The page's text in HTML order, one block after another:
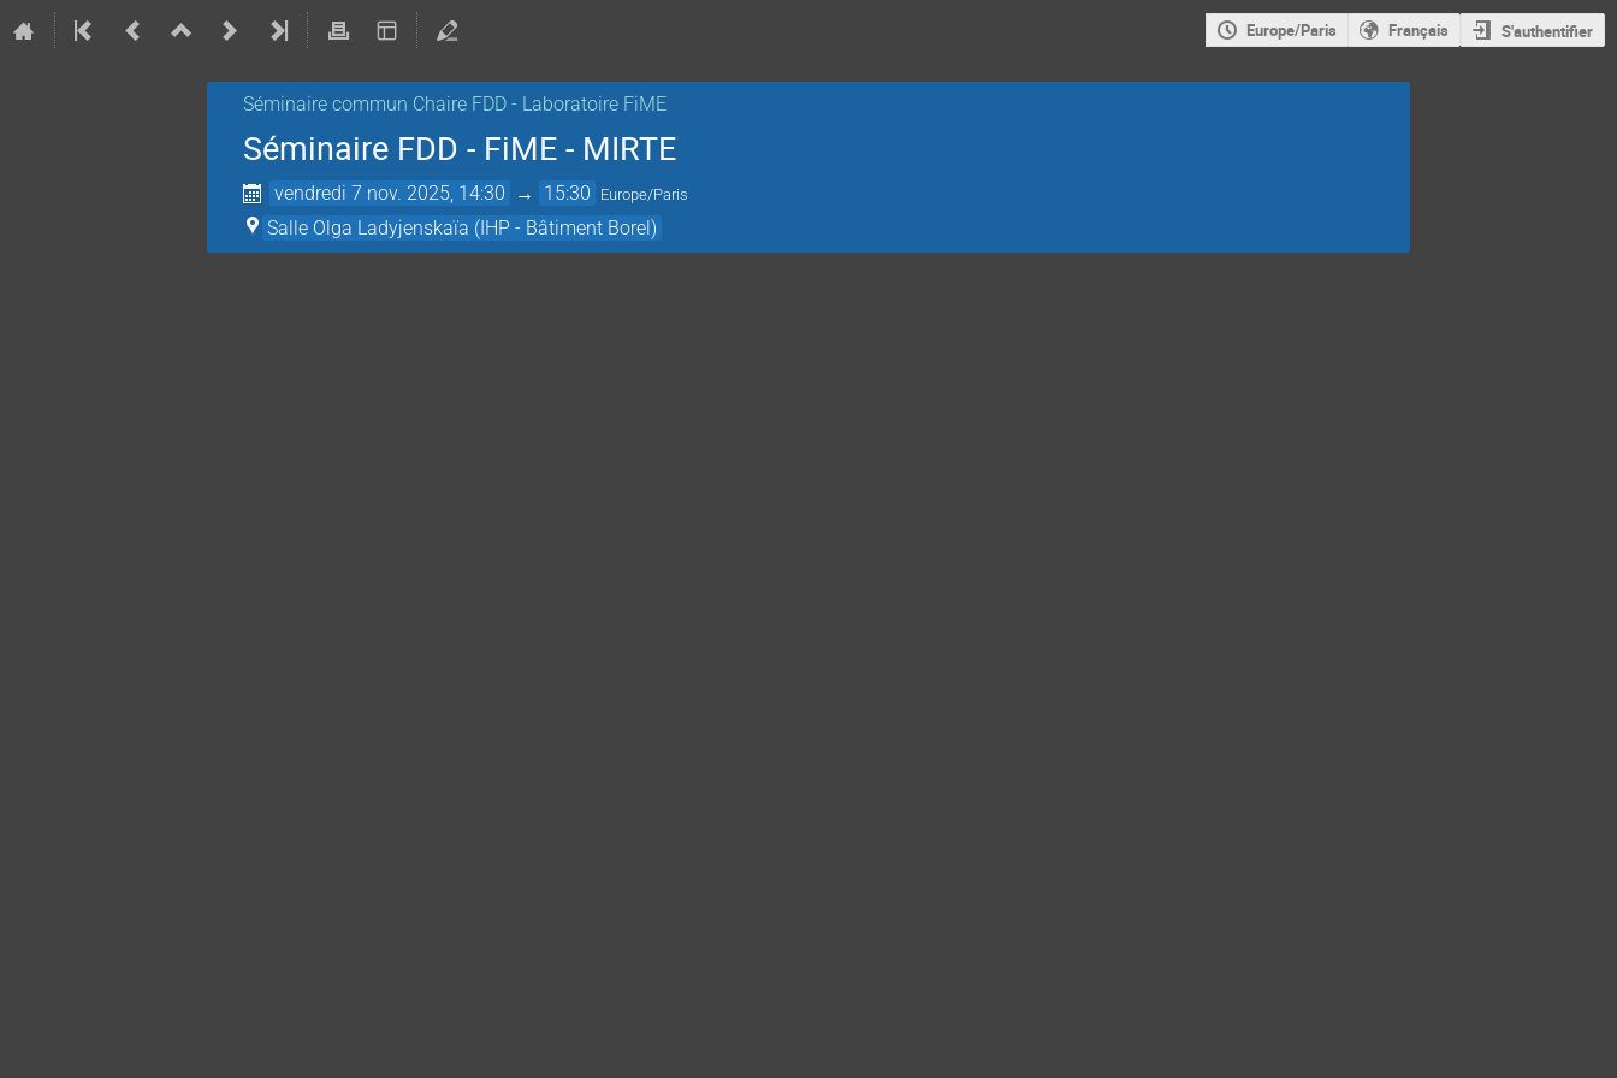
Europe/Paris Français S'authentifier
Séminaire commun Chaire FDD - Laboratoire FiME
Séminaire FDD - FiME - MIRTE
vendredi 7 nov. 2025, 14:30 → 15:30 Europe/Paris
Salle Olga Ladyjenskaïa (IHP - Bâtiment Borel)